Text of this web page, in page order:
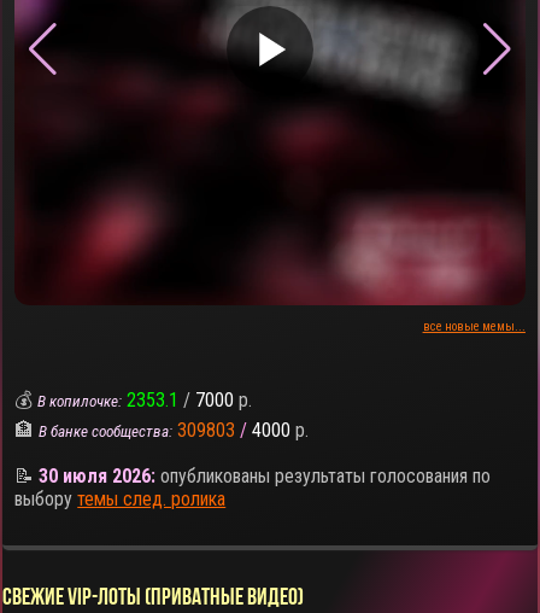
▶
все новые мемы...
💰В копилочке: 2353.1 / 7000 р.
🏦В банке сообщества: 309803 / 4000 р.
📝30 июля 2026: опубликованы результаты голосования по
выборутемы след. ролика
СВЕЖИЕ VIP-ЛОТЫ (ПРИВАТНЫЕ ВИДЕО)